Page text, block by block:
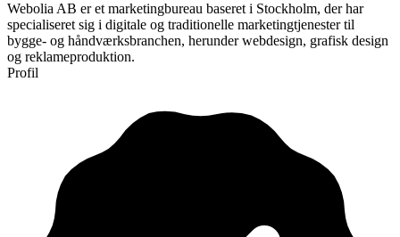
Webolia AB er et marketingbureau baseret i Stockholm, der har
specialiseret sig i digitale og traditionelle marketingtjenester til
bygge- og håndværksbranchen, herunder webdesign, grafisk design
og reklameproduktion.
Profil